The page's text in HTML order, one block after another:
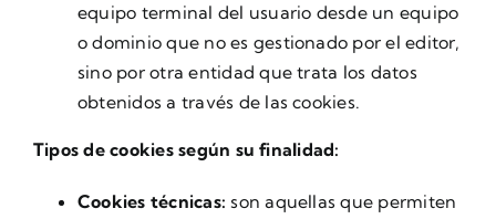
equipo terminal del usuario desde un equipo
o dominio que no es gestionado por el editor,
sino por otra entidad que trata los datos
obtenidos a través de las cookies.
Tipos de cookies según su finalidad:
Cookies técnicas:son aquellas que permiten